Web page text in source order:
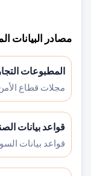
مصادر البيانات
المطبوعات
مجلات قطاع
قواعد بيانات
قواعد بيانات